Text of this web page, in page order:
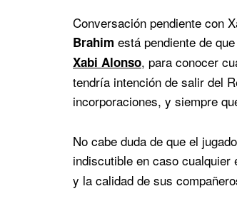
Conversación pendiente con
Brahim está pendiente de
Xabi Alonso, para conocer
tendría intención de salir del
incorporaciones, y siempre
No cabe duda de que el
indiscutible en caso cualquier
y la calidad de sus